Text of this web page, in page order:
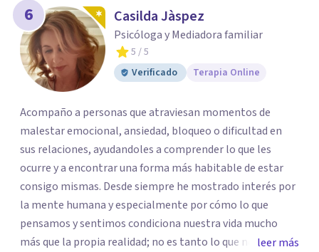
6 Casilda Jàspez
Psicóloga y Mediadora familiar
5 / 5
Verificado
Terapia Online
Acompaño a personas que atraviesan momentos de
malestar emocional, ansiedad, bloqueo o dificultad en
sus relaciones, ayudandoles a comprender lo que les
ocurre y a encontrar una forma más habitable de estar
consigo mismas. Desde siempre he mostrado interés por
la mente humana y especialmente por cómo lo que
pensamos y sentimos condiciona nuestra vida mucho
más que la propia realidad; no es tanto lo que nos pueda
leer más